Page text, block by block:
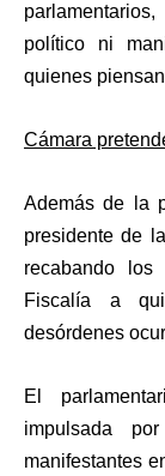
político ni
quienes
Cámara
Además de la
presidente de
recabando
Fiscalía a
desórdenes
El
impulsada
manifestantes